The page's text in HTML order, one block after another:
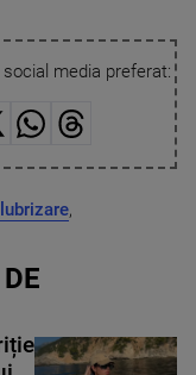
media preferat:
,